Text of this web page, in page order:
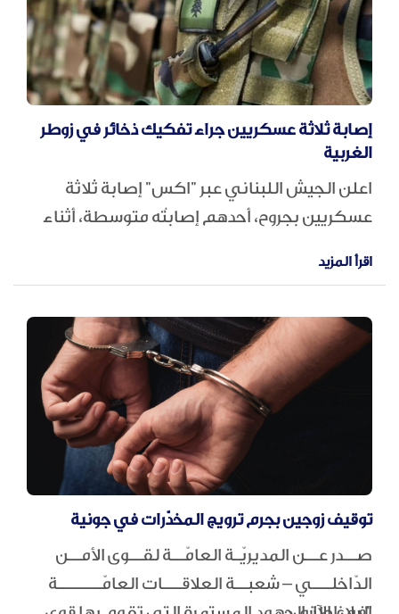
إصابة ثلاثة عسكريين جراء تفكيك ذخائر في زوطر
الغربية
اعلن الجيش اللبناني عبر "اكس" إصابة ثلاثة
عسكريين بجروح، أحدهم إصابتُه متوسطة، أثناء
زوطر الغربية - النبطية.
اقرأ المزيد
توقيف زوجين بجرم ترويج المخدّرات في جونية
صــدر عــن المديريّـة العامّــة لقــوى الأمــن
الدّاخلـــي – شعبــة العلاقـــات العامّـــــــة